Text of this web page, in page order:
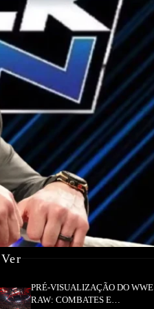
PRÉ-VISUALIZAÇÃO DO WWE
RAW: COMBATES E